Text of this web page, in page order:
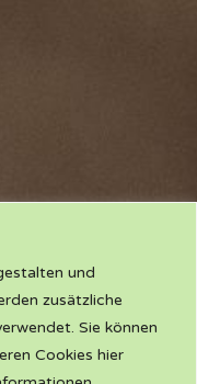
und
zusätzliche
Sie können
Cookies hier